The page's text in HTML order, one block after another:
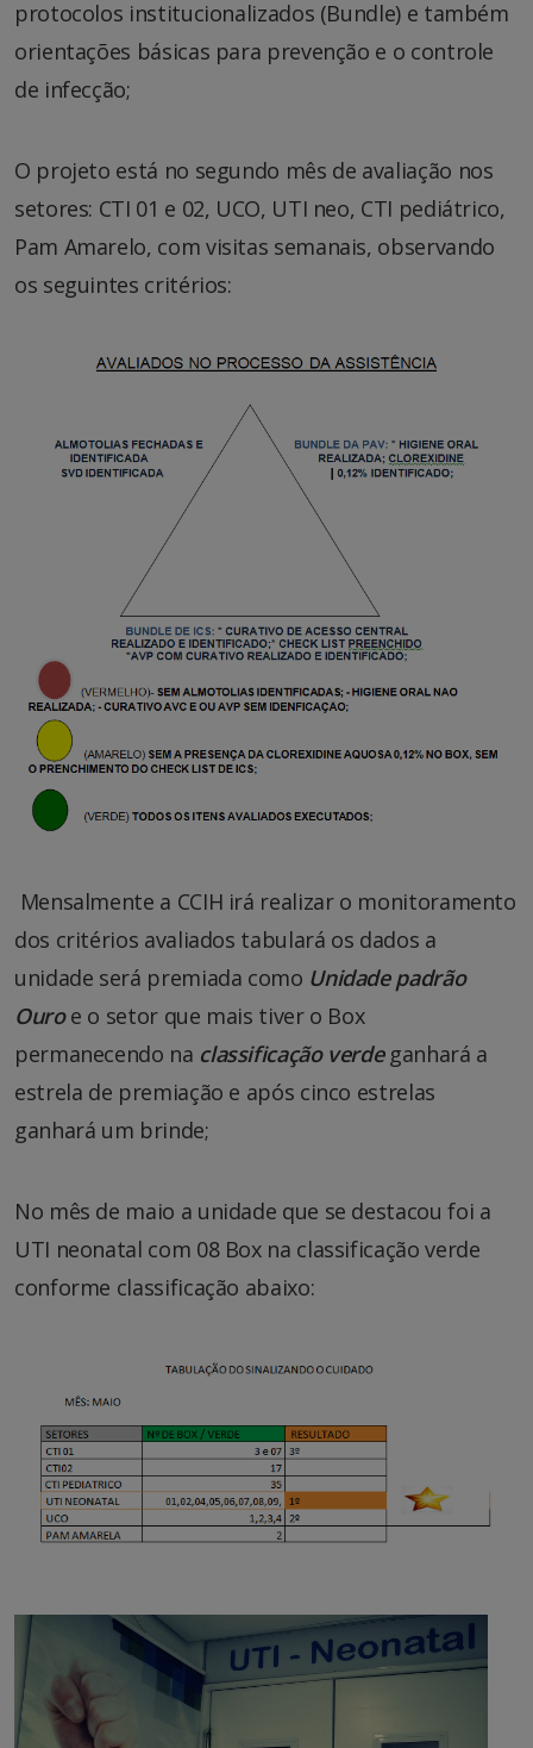
protocolos institucionalizados (Bundle) e também
orientações básicas para prevenção e o controle
de infecção;
O projeto está no segundo mês de avaliação nos
setores: CTI 01 e 02, UCO, UTI neo, CTI pediátrico,
Pam Amarelo, com visitas semanais, observando
os seguintes critérios:
Mensalmente a CCIH irá realizar o monitoramento
dos critérios avaliados tabulará os dados a
unidade será premiada como Unidade padrão
Ouroe o setor que mais tiver o Box
permanecendo na classificação verdeganhará a
estrela de premiação e após cinco estrelas
ganhará um brinde;
No mês de maio a unidade que se destacou foi a
UTI neonatal com 08 Box na classificação verde
conforme classificação abaixo: